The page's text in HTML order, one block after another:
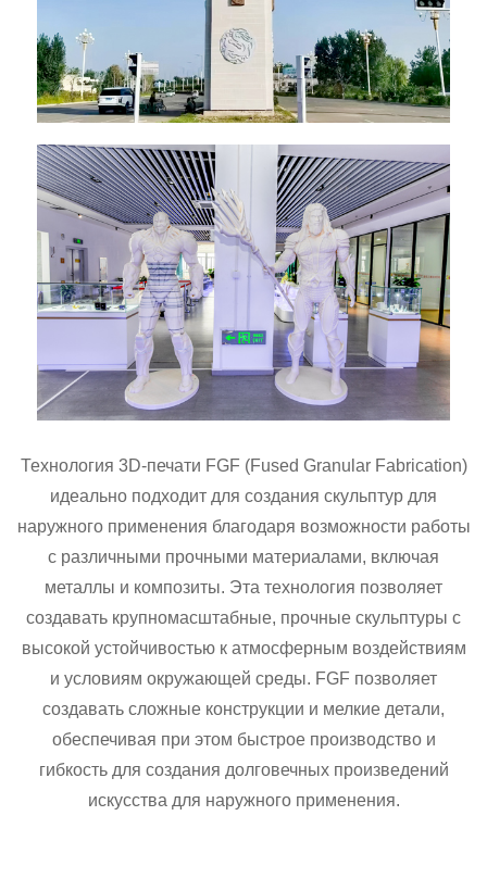
Технология 3D-печати FGF (Fused Granular Fabrication)
идеально подходит для создания скульптур для
наружного применения благодаря возможности работы
с различными прочными материалами, включая
металлы и композиты. Эта технология позволяет
создавать крупномасштабные, прочные скульптуры с
высокой устойчивостью к атмосферным воздействиям
и условиям окружающей среды. FGF позволяет
создавать сложные конструкции и мелкие детали,
обеспечивая при этом быстрое производство и
гибкость для создания долговечных произведений
искусства для наружного применения.